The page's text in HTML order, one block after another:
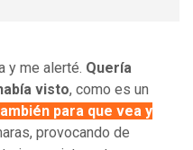
y me alerté. Quería
visto, como es un
para que vea y
provocando de